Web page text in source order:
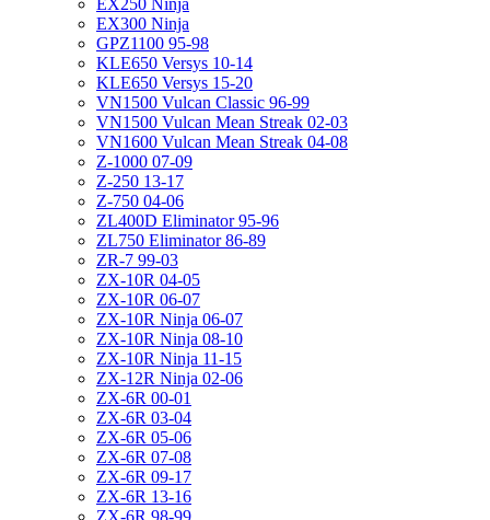
EX250 Ninja
EX300 Ninja
GPZ1100 95-98
KLE650 Versys 10-14
KLE650 Versys 15-20
VN1500 Vulcan Classic 96-99
VN1500 Vulcan Mean Streak 02-03
VN1600 Vulcan Mean Streak 04-08
Z-1000 07-09
Z-250 13-17
Z-750 04-06
ZL400D Eliminator 95-96
ZL750 Eliminator 86-89
ZR-7 99-03
ZX-10R 04-05
ZX-10R 06-07
ZX-10R Ninja 06-07
ZX-10R Ninja 08-10
ZX-10R Ninja 11-15
ZX-12R Ninja 02-06
ZX-6R 00-01
ZX-6R 03-04
ZX-6R 05-06
ZX-6R 07-08
ZX-6R 09-17
ZX-6R 13-16